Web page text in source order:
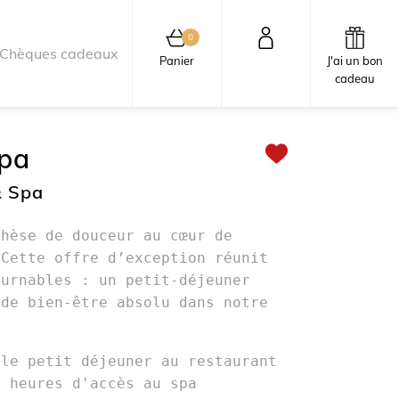
Chèques cadeaux
0
Panier0 article au panier
J'ai un bon
cadeau
Spa
de douceur au cœur de
offre d’exception réunit
: un petit-déjeuner
de bien-être absolu dans notre
le petit déjeuner au restaurant
d'accès au spa